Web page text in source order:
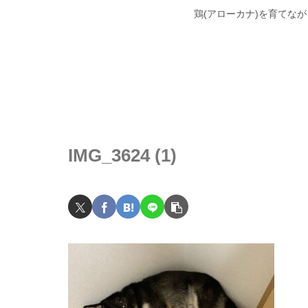
鶏(アローカナ)を育てな
IMG_3624 (1)